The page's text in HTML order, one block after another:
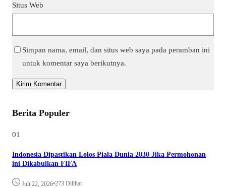
Situs Web
Simpan nama, email, dan situs web saya pada peramban ini
untuk komentar saya berikutnya.
Berita Populer
01
Indonesia Dipastikan Lolos Piala Dunia 2030 Jika Permohonan
ini Dikabulkan FIFA
Juli 22, 2026•273 Dilihat